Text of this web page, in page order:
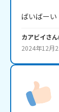
ばいばーい
カアビイさん
2024年12月